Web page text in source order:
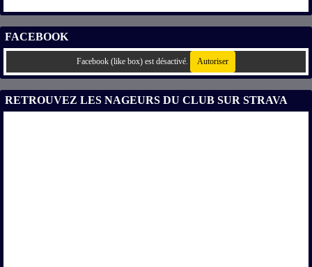
FACEBOOK
Facebook (like box) est désactivé. Autoriser
RETROUVEZ LES NAGEURS DU CLUB SUR STRAVA